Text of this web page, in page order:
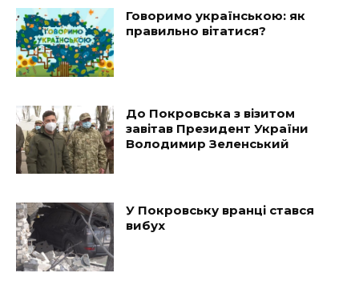
Говоримо українською: як
правильно вітатися?
До Покровська з візитом
завітав Президент України
Володимир Зеленський
У Покровську вранці стався
вибух